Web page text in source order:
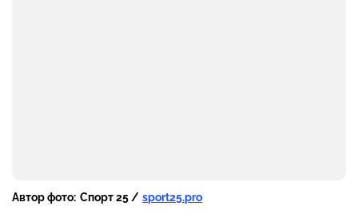
Автор фото: Спорт 25 / sport25.pro